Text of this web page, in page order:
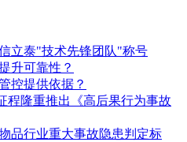
立泰"技术先锋团队"称号
升可靠性？
控提供依据？
程隆重推出《高后果行为事故
品行业重大事故隐患判定标